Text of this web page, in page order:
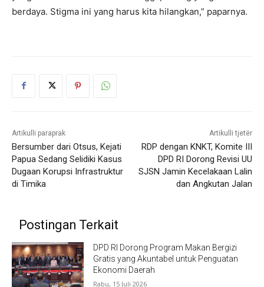
berdaya. Stigma ini yang harus kita hilangkan,” paparnya.
Artikulli paraprak
Bersumber dari Otsus, Kejati
Papua Sedang Selidiki Kasus
Dugaan Korupsi Infrastruktur
di Timika
Artikulli tjetër
RDP dengan KNKT, Komite III
DPD RI Dorong Revisi UU
SJSN Jamin Kecelakaan Lalin
dan Angkutan Jalan
Postingan Terkait
DPD RI Dorong Program Makan Bergizi
Gratis yang Akuntabel untuk Penguatan
Ekonomi Daerah
Rabu, 15 Juli 2026